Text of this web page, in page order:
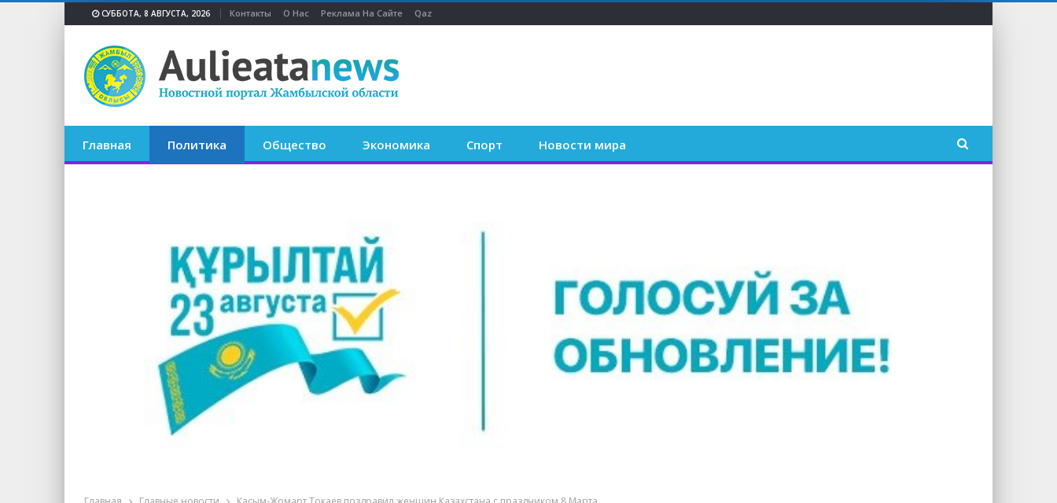
СУББОТА, 8 АВГУСТА, 2026 Контакты О Нас Реклама На Сайте Qaz
Главная Политика Общество Экономика Спорт Новости мира